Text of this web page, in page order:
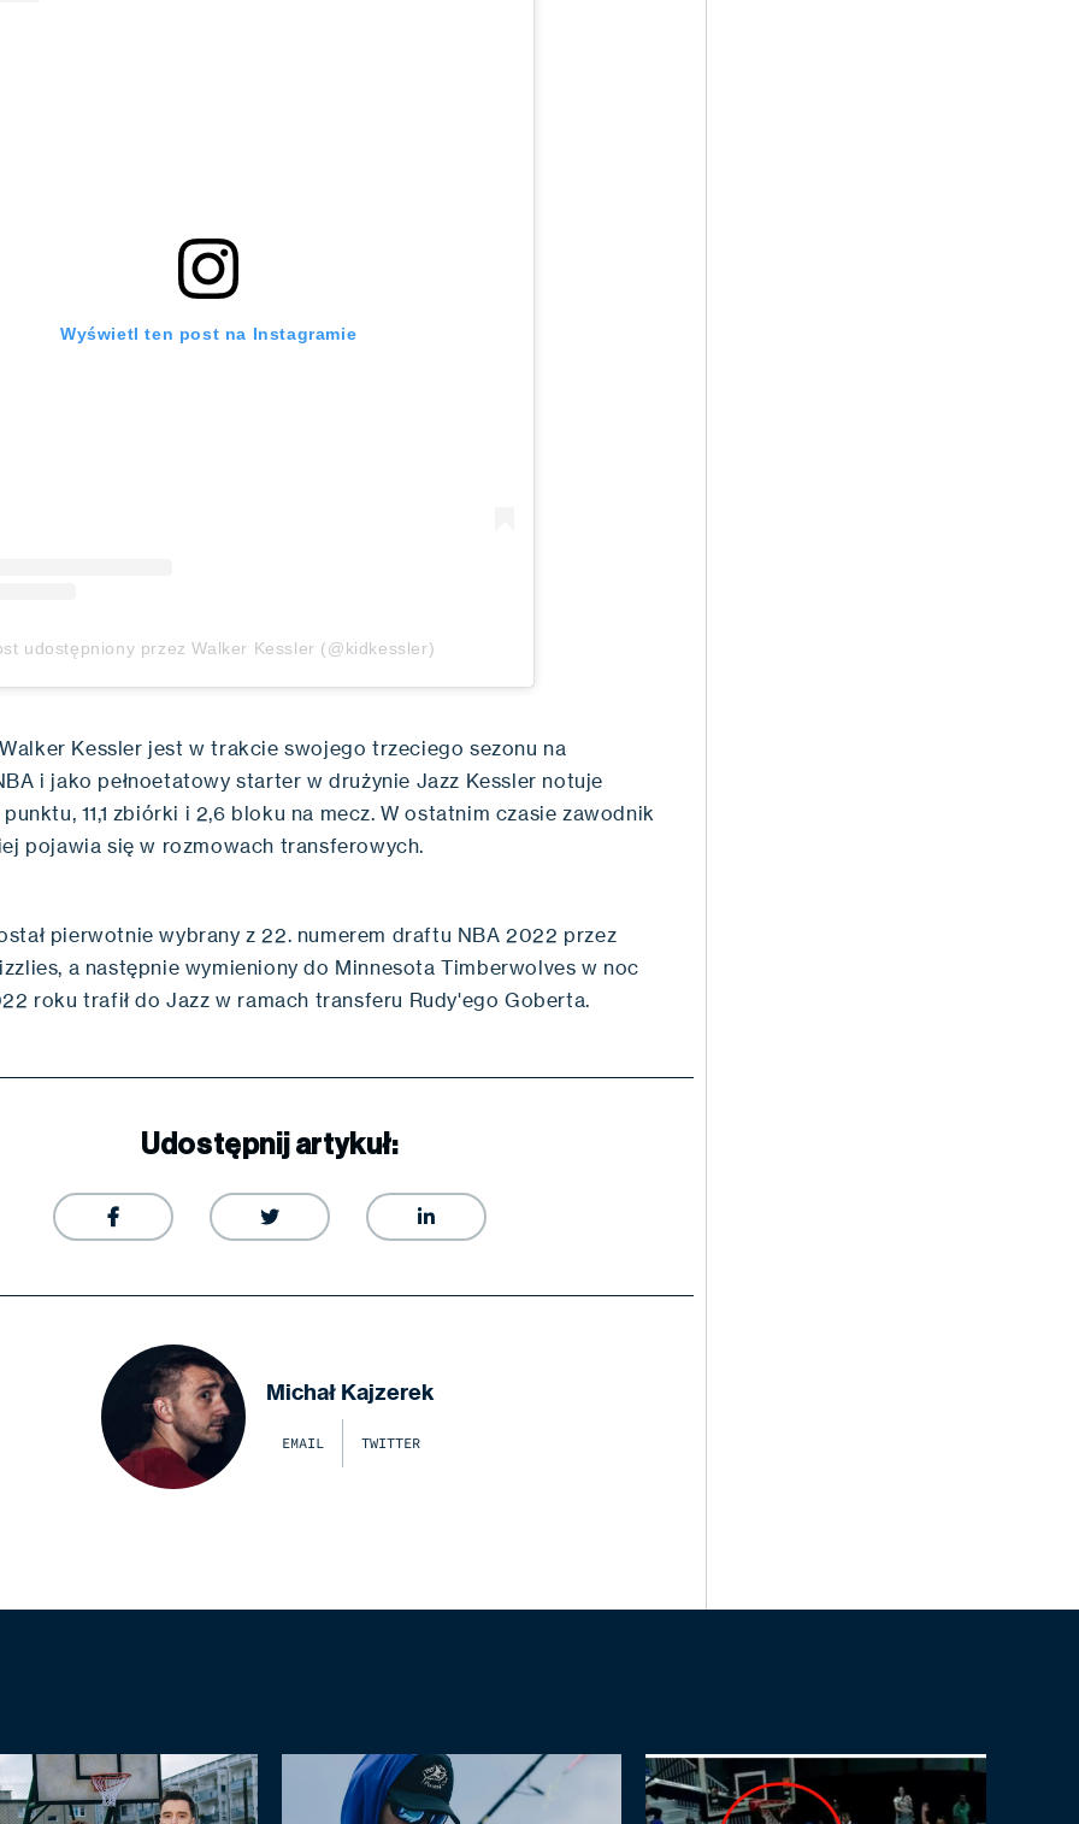
Wyświetl ten post na Instagramie
udostępniony przez Walker Kessler (@kidkessler)
Kessler jest w trakcie swojego trzeciego sezonu na
i jako pełnoetatowy starter w drużynie Jazz Kessler notuje
11,1 zbiórki i 2,6 bloku na mecz. W ostatnim czasie zawodnik
pojawia się w rozmowach transferowych.
pierwotnie wybrany z 22. numerem draftu NBA 2022 przez
a następnie wymieniony do Minnesota Timberwolves w noc
roku trafił do Jazz w ramach transferu Rudy'ego Goberta.
Udostępnij artykuł:
  
Michał Kajzerek
EMAIL TWITTER